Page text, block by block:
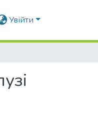
Увійти